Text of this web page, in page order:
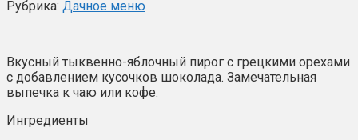
Рубрика: Дачное меню
Вкусный тыквенно-яблочный пирог с грецкими орехами
с добавлением кусочков шоколада. Замечательная
выпечка к чаю или кофе.
Ингредиенты